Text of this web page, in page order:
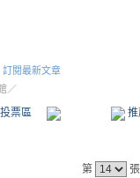
訂閱最新文章
／
票區 影像館
第